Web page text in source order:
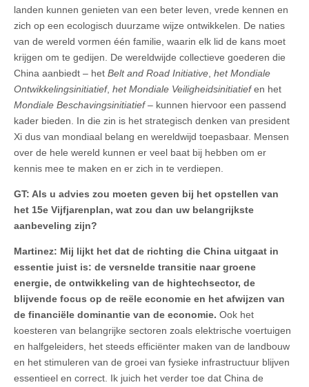
landen kunnen genieten van een beter leven, vrede kennen en
zich op een ecologisch duurzame wijze ontwikkelen. De naties
van de wereld vormen één familie, waarin elk lid de kans moet
krijgen om te gedijen. De wereldwijde collectieve goederen die
China aanbiedt – het Belt and Road Initiative het Mondiale
Ontwikkelingsinitiatief, het Mondiale Veiligheidsinitiatiefen het
Mondiale Beschavingsinitiatief– kunnen hiervoor een passend
kader bieden. In die zin is het strategisch denken van president
Xi dus van mondiaal belang en wereldwijd toepasbaar. Mensen
over de hele wereld kunnen er veel baat bij hebben om er
kennis mee te maken en er zich in te verdiepen.
GT: Als u advies zou moeten geven bij het opstellen van
het 15e Vijfjarenplan, wat zou dan uw belangrijkste
aanbeveling zijn?
Martinez: Mij lijkt het dat de richting die China uitgaat in
essentie juist is: de versnelde transitie naar groene
energie, de ontwikkeling van de hightechsector, de
blijvende focus op de reële economie en het afwijzen van
de financiële dominantie van de economie. Ook het
koesteren van belangrijke sectoren zoals elektrische voertuigen
en halfgeleiders, het steeds efficiënter maken van de landbouw
en het stimuleren van de groei van fysieke infrastructuur blijven
essentieel en correct. Ik juich het verder toe dat China de